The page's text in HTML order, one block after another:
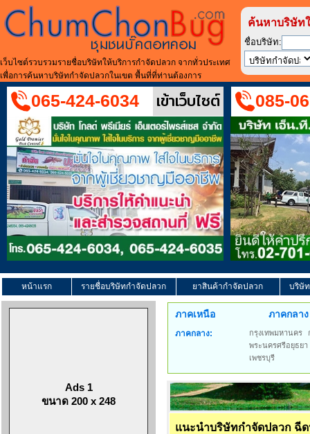
เว็บไซต์รวบรวมรายชื่อบริษัทให้บริการกำจัดปลวก จากทั่วประเทศ
เพื่อการค้นหาบริษัทกำจัดปลวกในเขต พื้นที่ที่ท่านต้องการ
ค้นหาบริษัท
ชื่อบริษัท:
065-424-6034 เข้าเว็บไซต์ 085-
หน้าแรก รายชื่อบริษัทกำจัดปลวก ยาสินค้ากำจัดปลวก บริษั
Ads 1
ขนาด 200 x 248
ภาคเหนือ ภาคกลาง
ภาคกลาง: กรุงเทพมหานคร
พระนครศรีอยุธยา
เพชรบุรี
แนะนำบริษัทกำจัดปลวก ฉี